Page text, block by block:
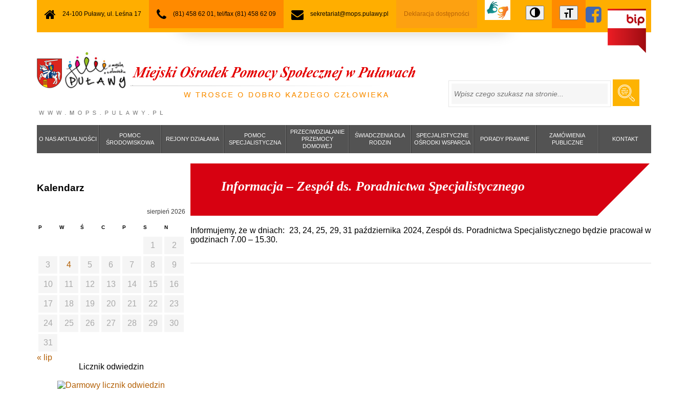
24-100 Puławy, ul. Leśna 17 (81) 458 62 01, tel/fax (81) 458 62 09 sekretariat@mops.pulawy.pl Deklaracja dostępności
SZUKAJ
O NAS AKTUALNOŚCI
POMOC
ŚRODOWISKOWA
REJONY DZIAŁANIA
POMOC
SPECJALISTYCZNA
PRZECIWDZIAŁANIE
PRZEMOCY
DOMOWEJ
ŚWIADCZENIA DLA
RODZIN
SPECJALISTYCZNE
OŚRODKI WSPARCIA
PORADY PRAWNE
ZAMÓWIENIA
PUBLICZNE
KONTAKT
Informacja – Zespół ds. Poradnictwa Specjalistycznego
Informujemy, że w dniach: 23, 24, 25, 29, 31 października 2024, Zespół ds. Poradnictwa Specjalistycznego będzie pracował w
godzinach 7.00 – 15.30.
Kalendarz
sierpień 2026
P W Ś C P S N
1 2
3 4 5 6 7 8 9
10 11 12 13 14 15 16
17 18 19 20 21 22 23
24 25 26 27 28 29 30
31
« lip
Licznik odwiedzin